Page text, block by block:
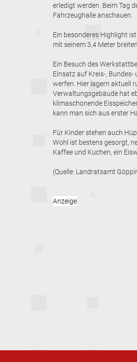
erledigt werden. Beim Tag
Fahrzeughalle anschauen.
Ein besonderes Highlight
mit seinem 3,4 Meter
Ein Besuch des
Einsatz auf Kreis-,
werfen. Hier lagern aktuell
Verwaltungsgebäude hat
klimaschonende
kann man sich aus erster
Für Kinder stehen auch
Wohl ist bestens gesorgt,
Kaffee und Kuchen, ein
(Quelle: Landratsamt